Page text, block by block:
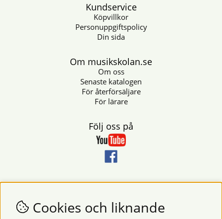
Kundservice
Köpvillkor
Personuppgiftspolicy
Din sida
Om musikskolan.se
Om oss
Senaste katalogen
För återförsäljare
För lärare
Följ oss på
Nyhetsbrev
Vill du få nyheter och erbjudanden från oss? Fyll då i din e-
postadress i fältet nedan.
Cookies och liknande